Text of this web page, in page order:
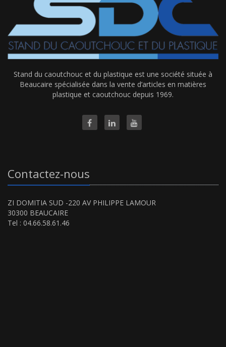
Stand du caoutchouc et du plastique est une société située à
Beaucaire spécialisée dans la vente d’articles en matières
plastique et caoutchouc depuis 1969.
Contactez-nous
ZI DOMITIA SUD -220 AV PHILIPPE LAMOUR
30300 BEAUCAIRE
Tel : 04.66.58.61.46